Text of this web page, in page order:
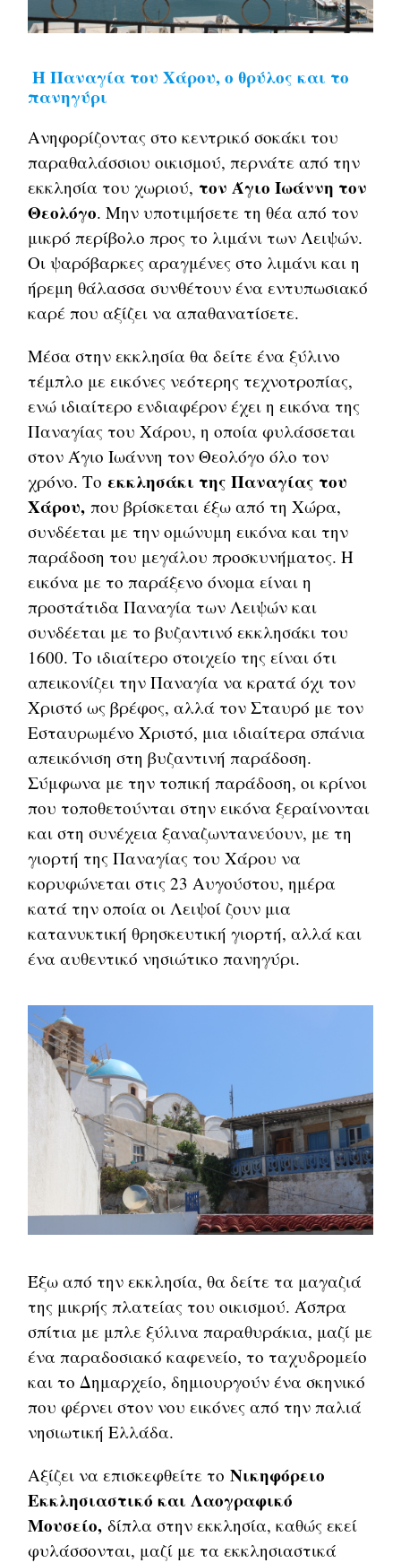
Η Παναγία του Χάρου, ο θρύλος και το
πανηγύρι
Ανηφορίζοντας στο κεντρικό σοκάκι του
παραθαλάσσιου οικισμού, περνάτε από την
εκκλησία του χωριού, τον Άγιο Ιωάννη τον
Θεολόγο. Μην υποτιμήσετε τη θέα από τον
μικρό περίβολο προς το λιμάνι των Λειψών.
Οι ψαρόβαρκες αραγμένες στο λιμάνι και η
ήρεμη θάλασσα συνθέτουν ένα εντυπωσιακό
καρέ που αξίζει να απαθανατίσετε.
Μέσα στην εκκλησία θα δείτε ένα ξύλινο
τέμπλο με εικόνες νεότερης τεχνοτροπίας,
ενώ ιδιαίτερο ενδιαφέρον έχει η εικόνα της
Παναγίας του Χάρου, η οποία φυλάσσεται
στον Άγιο Ιωάννη τον Θεολόγο όλο τον
χρόνο. Το εκκλησάκι της Παναγίας του
Χάρου, που βρίσκεται έξω από τη Χώρα,
συνδέεται με την ομώνυμη εικόνα και την
παράδοση του μεγάλου προσκυνήματος. Η
εικόνα με το παράξενο όνομα είναι η
προστάτιδα Παναγία των Λειψών και
συνδέεται με το βυζαντινό εκκλησάκι του
1600. Το ιδιαίτερο στοιχείο της είναι ότι
απεικονίζει την Παναγία να κρατά όχι τον
Χριστό ως βρέφος, αλλά τον Σταυρό με τον
Εσταυρωμένο Χριστό, μια ιδιαίτερα σπάνια
απεικόνιση στη βυζαντινή παράδοση.
Σύμφωνα με την τοπική παράδοση, οι κρίνοι
που τοποθετούνται στην εικόνα ξεραίνονται
και στη συνέχεια ξαναζωντανεύουν, με τη
γιορτή της Παναγίας του Χάρου να
κορυφώνεται στις 23 Αυγούστου, ημέρα
κατά την οποία οι Λειψοί ζουν μια
κατανυκτική θρησκευτική γιορτή, αλλά και
ένα αυθεντικό νησιώτικο πανηγύρι.
Έξω από την εκκλησία, θα δείτε τα μαγαζιά
της μικρής πλατείας του οικισμού. Άσπρα
σπίτια με μπλε ξύλινα παραθυράκια, μαζί με
ένα παραδοσιακό καφενείο, το ταχυδρομείο
και το Δημαρχείο, δημιουργούν ένα σκηνικό
που φέρνει στον νου εικόνες από την παλιά
νησιωτική Ελλάδα.
Αξίζει να επισκεφθείτε τοΝικηφόρειο
Εκκλησιαστικό και Λαογραφικό
Μουσείο, δίπλα στην εκκλησία, καθώς εκεί
φυλάσσονται, μαζί με τα εκκλησιαστικά